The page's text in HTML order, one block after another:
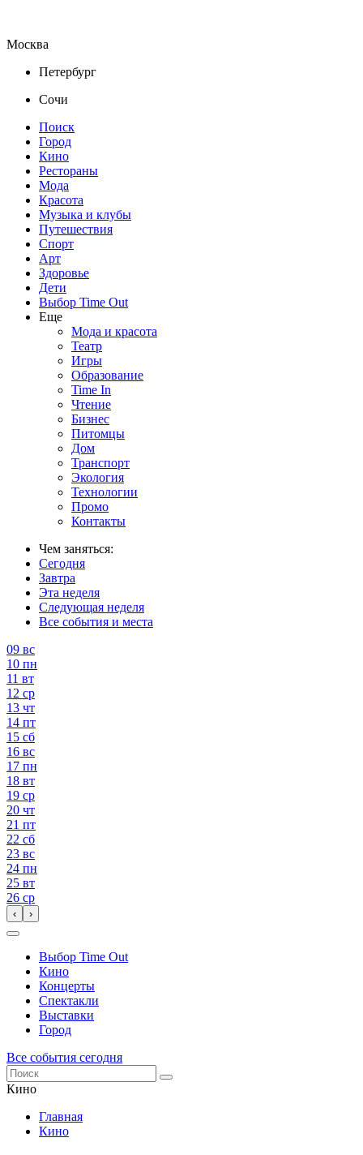
Москва
Петербург
Сочи
Поиск
Город
Кино
Рестораны
Мода
Красота
Музыка и клубы
Путешествия
Спорт
Арт
Здоровье
Дети
Выбор Time Out
Еще
Мода и красота
Театр
Игры
Образование
Time In
Чтение
Бизнес
Питомцы
Дом
Транспорт
Экология
Технологии
Промо
Контакты
Чем заняться:
Сегодня
Завтра
Эта неделя
Следующая неделя
Все события и места
09 вс
10 пн
11 вт
12 ср
13 чт
14 пт
15 сб
16 вс
17 пн
18 вт
19 ср
20 чт
21 пт
22 сб
23 вс
24 пн
25 вт
26 ср
‹ ›
Выбор Time Out
Кино
Концерты
Спектакли
Выставки
Город
Все события сегодня
Кино
Главная
Кино